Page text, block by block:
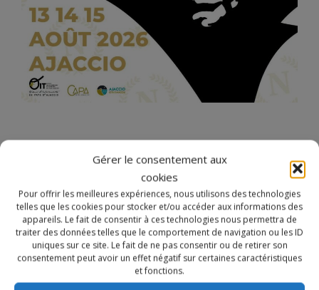
Gérer le consentement aux
cookies
Pour offrir les meilleures expériences, nous utilisons des technologies
telles que les cookies pour stocker et/ou accéder aux informations des
appareils. Le fait de consentir à ces technologies nous permettra de
traiter des données telles que le comportement de navigation ou les ID
uniques sur ce site. Le fait de ne pas consentir ou de retirer son
consentement peut avoir un effet négatif sur certaines caractéristiques
et fonctions.
Notre site utilise des cookies à des fins de
personnalisation de contenu dans ses différents services.
En utilisant ces derniers, vous acceptez l'utilisation des
cookies.